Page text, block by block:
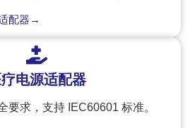
配器→
疗电源适配器
要求，支持 IEC60601 标准。